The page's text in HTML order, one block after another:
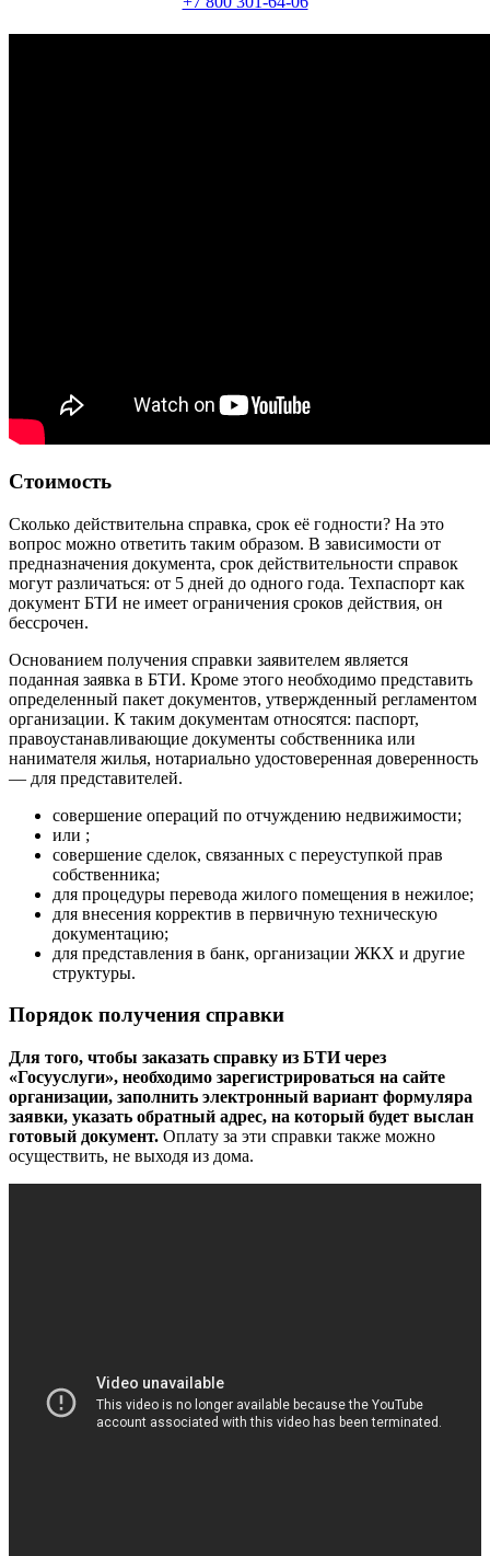
Стоимость
Сколько действительна справка, срок её годности? На это
вопрос можно ответить таким образом. В зависимости от
предназначения документа, срок действительности справок
могут различаться: от 5 дней до одного года. Техпаспорт как
документ БТИ не имеет ограничения сроков действия, он
бессрочен.
Основанием получения справки заявителем является
поданная заявка в БТИ. Кроме этого необходимо представить
определенный пакет документов, утвержденный регламентом
организации. К таким документам относятся: паспорт,
правоустанавливающие документы собственника или
нанимателя жилья, нотариально удостоверенная доверенность
— для представителей.
совершение операций по отчуждению недвижимости;
или ;
совершение сделок, связанных с переуступкой прав
собственника;
для процедуры перевода жилого помещения в нежилое;
для внесения корректив в первичную техническую
документацию;
для представления в банк, организации ЖКХ и другие
структуры.
Порядок получения справки
Для того, чтобы заказать справку из БТИ через
«Госууслуги», необходимо зарегистрироваться на сайте
организации, заполнить электронный вариант формуляра
заявки, указать обратный адрес, на который будет выслан
готовый документ. Оплату за эти справки также можно
осуществить, не выходя из дома.